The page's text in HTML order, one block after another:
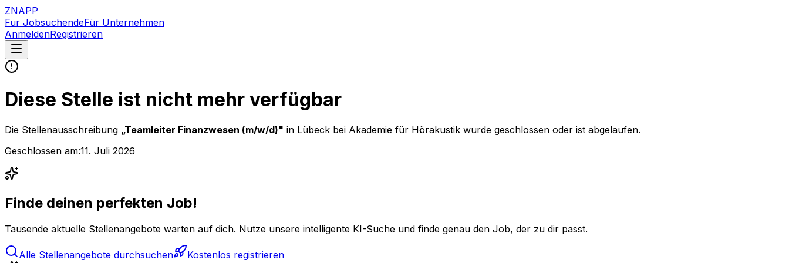
ZNAPP
Für JobsuchendeFür Unternehmen
AnmeldenRegistrieren
Diese Stelle ist nicht mehr verfügbar
Die Stellenausschreibung „Teamleiter Finanzwesen (m/w/d)" in Lübeck bei Akademie für Hörakustik wurde geschlossen oder ist abgelaufen.
Geschlossen am:11. Juli 2026
Finde deinen perfekten Job!
Tausende aktuelle Stellenangebote warten auf dich. Nutze unsere intelligente KI-Suche und finde genau den Job, der zu dir passt.
Alle Stellenangebote durchsuchen Kostenlos registrieren